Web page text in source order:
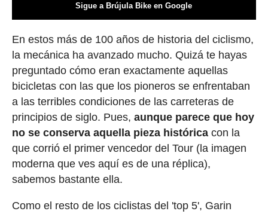
Sigue a Brújula Bike en Google
En estos más de 100 años de historia del ciclismo,
la mecánica ha avanzado mucho. Quizá te hayas
preguntado cómo eran exactamente aquellas
bicicletas con las que los pioneros se enfrentaban
a las terribles condiciones de las carreteras de
principios de siglo. Pues, aunque parece que hoy
no se conserva aquella pieza históricacon la
que corrió el primer vencedor del Tour (la imagen
moderna que ves aquí es de una réplica),
sabemos bastante ella.
Como el resto de los ciclistas del 'top 5', Garin